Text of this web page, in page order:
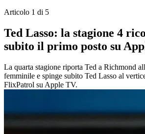
Articolo 1 di 5
Ted Lasso: la stagione 4
subito il primo posto su
La quarta stagione riporta Ted a Richmond
femminile e spinge subito Ted Lasso al
FlixPatrol su Apple TV.